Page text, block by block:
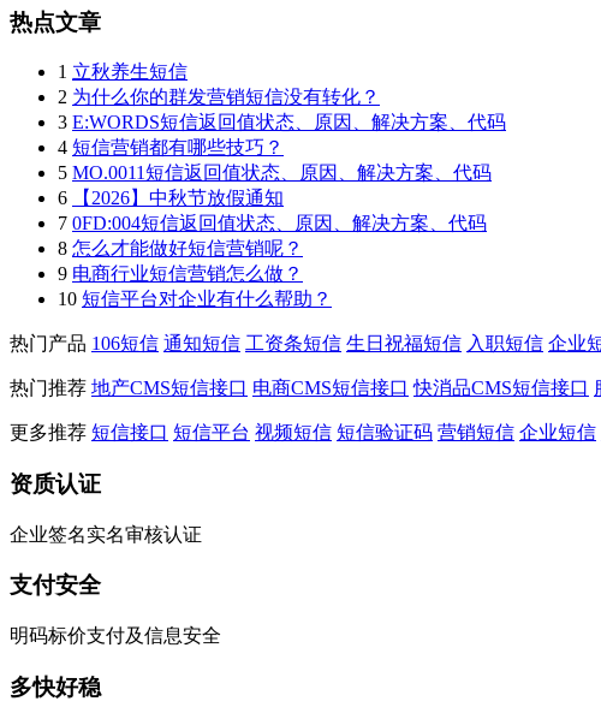
热点文章
1 立秋养生短信
2 为什么你的群发营销短信没有转化？
3 E:WORDS短信返回值状态、原因、解决方案、代码
4 短信营销都有哪些技巧？
5 MO.0011短信返回值状态、原因、解决方案、代码
6
【2026】中秋节放假通知
7 0FD:004短信返回值状态、原因、解决方案、代码
8 怎么才能做好短信营销呢？
9 电商行业短信营销怎么做？
10 短信平台对企业有什么帮助？
热门产品 106短信 通知短信 工资条短信 生日祝福短信 入职短信 企业
热门推荐 地产CMS短信接口 电商CMS短信接口 快消品CMS短信接口
更多推荐 短信接口 短信平台 视频短信 短信验证码 营销短信 企业短信
资质认证
企业签名实名审核认证
支付安全
明码标价支付及信息安全
多快好稳